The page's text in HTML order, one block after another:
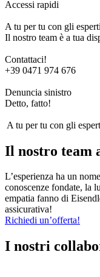
Accessi rapidi
A tu per tu con gli esperti
Il nostro team è a tua
Contattaci!
+39 0471 974 676
Denuncia sinistro
Detto, fatto!
A tu per tu con gli
Il nostro team
L’esperienza ha un
conoscenze fondate, la
empatia fanno di
assicurativa!
Richiedi un’offerta!
I nostri